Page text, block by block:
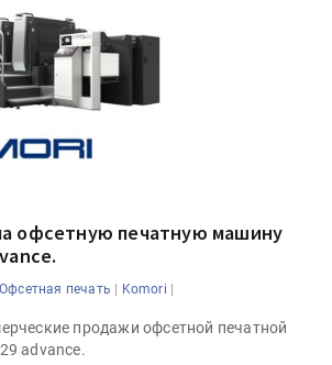
офсетную печатную машину
Офсетная печать | Komori |
продажи офсетной печатной
advance.